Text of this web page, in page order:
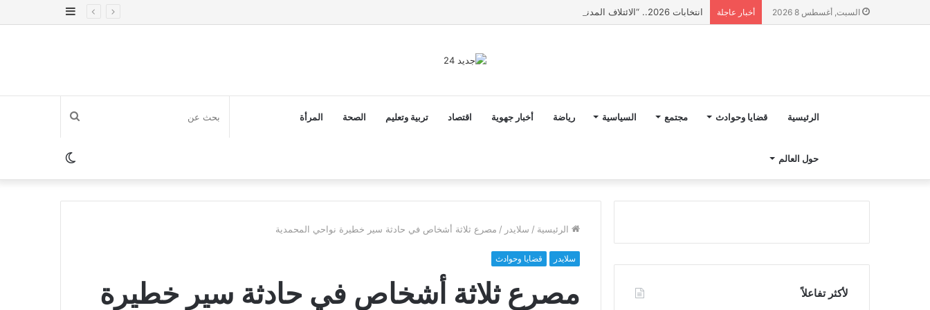
السبت, أغسطس 8 2026 أخبار عاجلة انتخابات 2026.. “الائتلاف المدني من أجل الجبل” يرفع عشرة مطالب أمام الأحزاب لإنصاف المناطق الجبلية
إضافة
الرئيسية قضايا وحوادث مجتمع السياسية رياضة أخبار جهوية اقتصاد تربية وتعليم الصحة المرأة
حول العالم
بحث
عنالوضع
المظلم
الرئيسية / سلايدر / مصرع ثلاثة أشخاص في حادثة سير خطيرة نواحي المحمدية
سلايدر قضايا وحوادث
مصرع ثلاثة أشخاص في حادثة سير خطيرة
لأكثر تفاعلاً